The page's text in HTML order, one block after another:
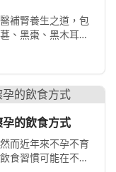
補腎養生之道，包
、黑棗、黑木耳等
的飲食方式
而近年來不孕不育
食習慣可能在不知